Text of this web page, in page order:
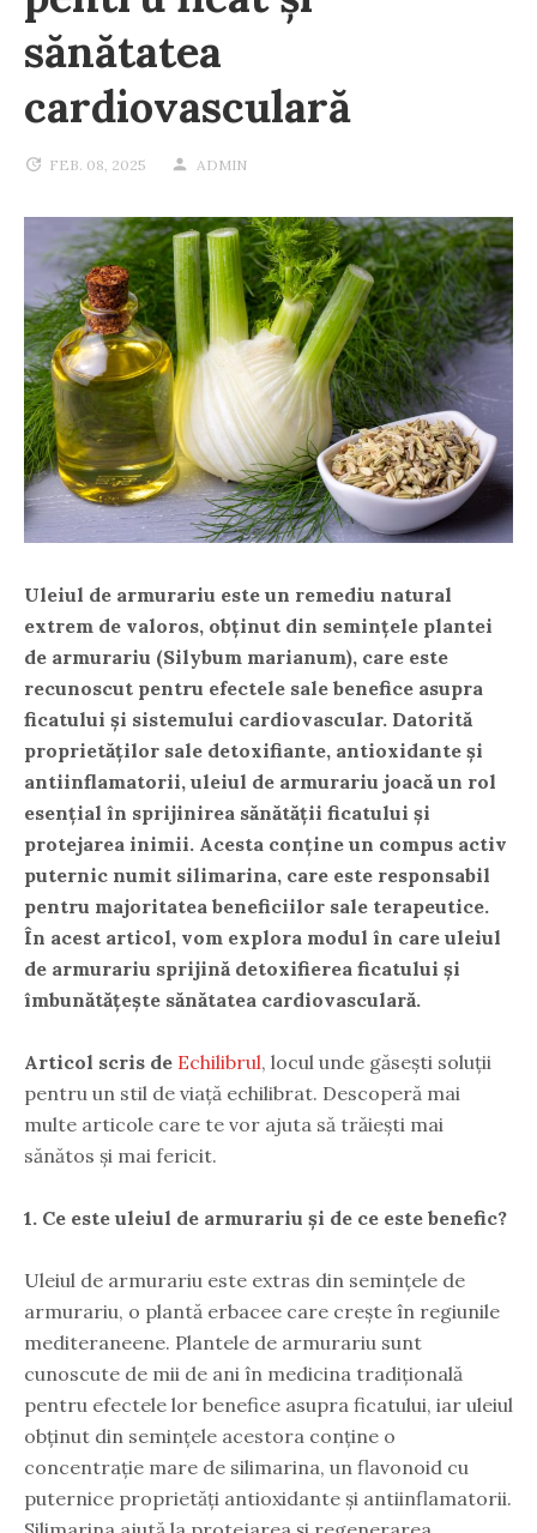
sănătatea
cardiovasculară
FEB. 08, 2025 ADMIN
Uleiul de armurariu este un remediu natural
extrem de valoros, obținut din semințele plantei
de armurariu (Silybum marianum), care este
recunoscut pentru efectele sale benefice asupra
ficatului și sistemului cardiovascular. Datorită
proprietăților sale detoxifiante, antioxidante și
antiinflamatorii, uleiul de armurariu joacă un rol
esențial în sprijinirea sănătății ficatului și
protejarea inimii. Acesta conține un compus activ
puternic numit silimarina, care este responsabil
pentru majoritatea beneficiilor sale terapeutice.
În acest articol, vom explora modul în care uleiul
de armurariu sprijină detoxifierea ficatului și
îmbunătățește sănătatea cardiovasculară.
Articol scris de Echilibrul, locul unde găsești soluții
pentru un stil de viață echilibrat. Descoperă mai
multe articole care te vor ajuta să trăiești mai
sănătos și mai fericit.
1. Ce este uleiul de armurariu și de ce este benefic?
Uleiul de armurariu este extras din semințele de
armurariu, o plantă erbacee care crește în regiunile
mediteraneene. Plantele de armurariu sunt
cunoscute de mii de ani în medicina tradițională
pentru efectele lor benefice asupra ficatului, iar uleiul
obținut din semințele acestora conține o
concentrație mare de silimarina, un flavonoid cu
puternice proprietăți antioxidante și antiinflamatorii.